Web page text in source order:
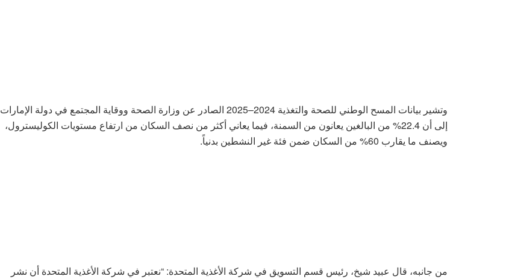
وتشير بيانات المسح الوطني للصحة والتغذية 2024–2025 الصادر عن وزارة الصحة ووقاية المجتمع في دولة الإمارات
إلى أن 22.4% من البالغين يعانون من السمنة، فيما يعاني أكثر من نصف السكان من ارتفاع مستويات الكوليسترول،
ويصنف ما يقارب 60% من السكان ضمن فئة غير النشطين بدنياً.
من جانبه، قال عبيد شيخ، رئيس قسم التسويق في شركة الأغذية المتحدة: “نعتبر في شركة الأغذية المتحدة أن نشر